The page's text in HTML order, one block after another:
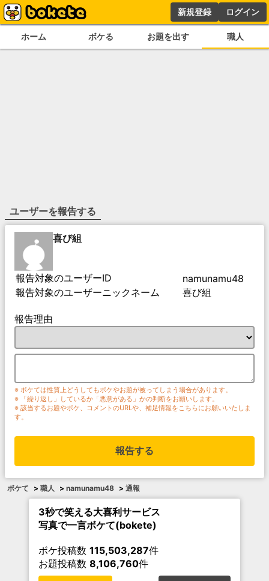
新規登録 ログイン
ホーム ボケる お題を出す 職人
ユーザーを報告する
喜び組
報告対象のユーザーID
namunamu48
報告対象のユーザーニックネーム
喜び組
報告理由
※ ボケては性質上どうしてもボケやお題が被ってしまう場合があります。
※ 「繰り返し」しているか「悪意がある」かの判断をお願いします。
※ 該当するお題やボケ、コメントのURLや、補足情報をこちらにお願いいたしま
す。
報告する
ボケて > 職人 > namunamu48 > 通報
3秒で笑える大喜利サービス
写真で一言ボケて(bokete)
ボケ投稿数 115,503,287件
お題投稿数 8,106,760件